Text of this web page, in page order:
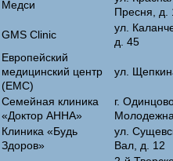
Медси
Пресня, д.
GMS Clinic
ул.
д. 45
Европейский
медицинский центр
(ЕМС)
ул.
Семейная клиника
«Доктор АННА»
г.
Клиника «Будь
Здоров»
ул.
Вал, д. 12